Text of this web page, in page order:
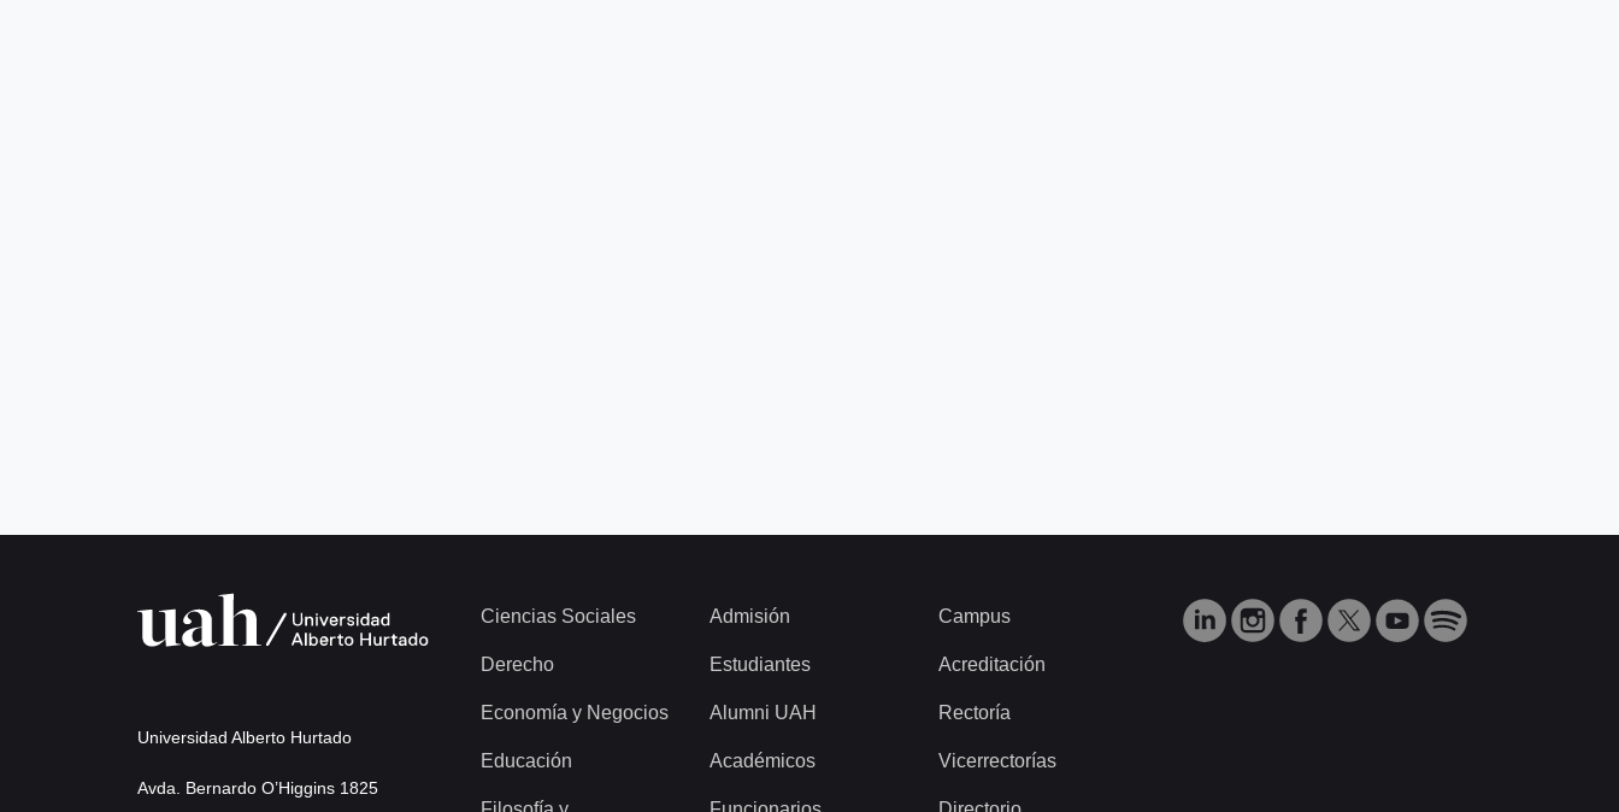
Universidad Alberto Hurtado
Avda. Bernardo O’Higgins 1825
Ciencias Sociales
Derecho
Economía y Negocios
Educación
Admisión
Estudiantes
Alumni UAH
Académicos
Campus
Acreditación
Rectoría
Vicerrectorías